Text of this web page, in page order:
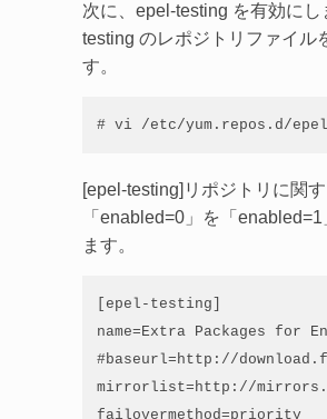
次に、epel-testing を有効に
testing のレポジトリファイル
す。
# vi /etc/yum.repos.d/
[epel-testing]リポジトリに関す
「enabled=0」を「
ます。
[epel-testing]
name=Extra Packages
#baseurl=http://
mirrorlist=http://